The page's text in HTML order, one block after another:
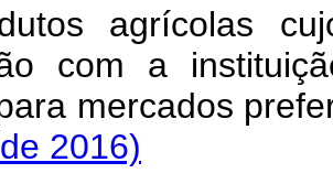
agrícolas
com a
para mercados
2016)